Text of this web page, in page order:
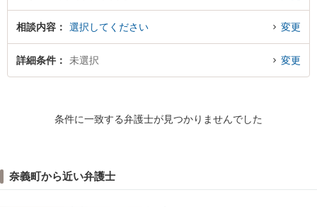
る奈義町内の弁護士に相談予約したい』などでお困りの相談者さんにおすすめ
です。
相談内容 選択してください 変更
詳細条件 未選択 変更
条件に一致する弁護士が見つかりませんでした
奈義町から近い弁護士